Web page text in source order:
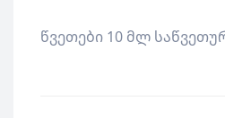
წვეთები 10 მლ